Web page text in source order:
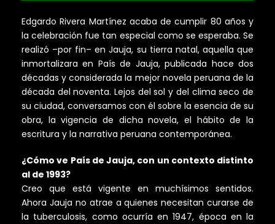
Edgardo Rivera Martínez acaba de cumplir 80 años y
la celebración fue tan especial como se esperaba. Se
realizó –por fin– en Jauja, su tierra natal, aquella que
inmortalizara en País de Jauja, publicada hace dos
décadas y considerada la mejor novela peruana de la
década del noventa. Lejos del sol y del clima seco de
su ciudad, conversamos con él sobre la esencia de su
obra, la vigencia de dicha novela, el hábito de la
escritura y la narrativa peruana contemporánea.
¿Cómo ve País de Jauja, con un contexto distinto
al de 1993?
Creo que está vigente en muchísimos sentidos.
Ahora Jauja no atrae a quienes necesitan curarse de
la tuberculosis, como ocurría en 1947, época en la